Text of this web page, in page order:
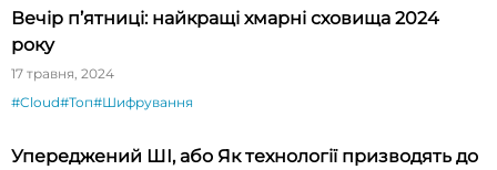
Вечір п’ятниці: найкращі хмарні сховища 2024
року
17 травня, 2024
#Cloud#Топ#Шифрування
Упереджений ШІ, або Як технології призводять до